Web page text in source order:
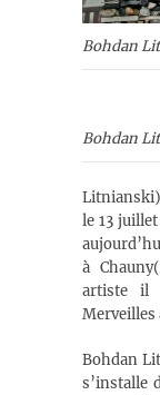
Bohdan
Bohdan
le 13
à
artiste il
Bohdan
s’installe